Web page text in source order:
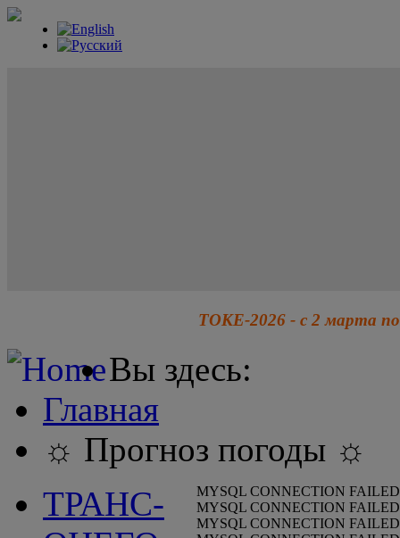
ТОКЕ-2026 - с 2 марта по
Вы здесь:
Главная
☼ Прогноз погоды ☼
ТРАНС-
MYSQL CONNECTION
MYSQL CONNECTION
MYSQL CONNECTION